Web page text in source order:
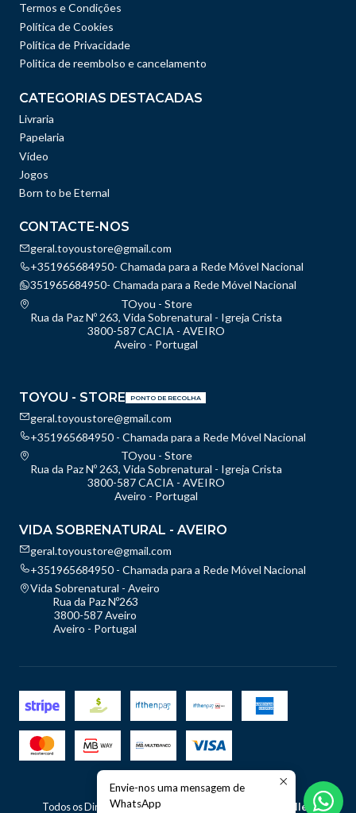
Termos e Condições
Política de Cookies
Política de Privacidade
Politica de reembolso e cancelamento
CATEGORIAS DESTACADAS
Livraria
Papelaria
Vídeo
Jogos
Born to be Eternal
CONTACTE-NOS
geral.toyoustore@gmail.com
+351965684950- Chamada para a Rede Móvel Nacional
351965684950- Chamada para a Rede Móvel Nacional
TOyou - Store
Rua da Paz Nº 263, Vida Sobrenatural - Igreja Crista
3800-587 CACIA - AVEIRO
Aveiro - Portugal
TOYOU - STORE PONTO DE RECOLHA
geral.toyoustore@gmail.com
+351965684950 - Chamada para a Rede Móvel Nacional
TOyou - Store
Rua da Paz Nº 263, Vida Sobrenatural - Igreja Crista
3800-587 CACIA - AVEIRO
Aveiro - Portugal
VIDA SOBRENATURAL - AVEIRO
geral.toyoustore@gmail.com
+351965684950 - Chamada para a Rede Móvel Nacional
Vida Sobrenatural - Aveiro
Rua da Paz Nº263
3800-587 Aveiro
Aveiro - Portugal
2026 TOyou - Store.
Todos os Direitos Reservados.
Com tecnologia Jumpseller .
Envie-nos uma mensagem de
WhatsApp